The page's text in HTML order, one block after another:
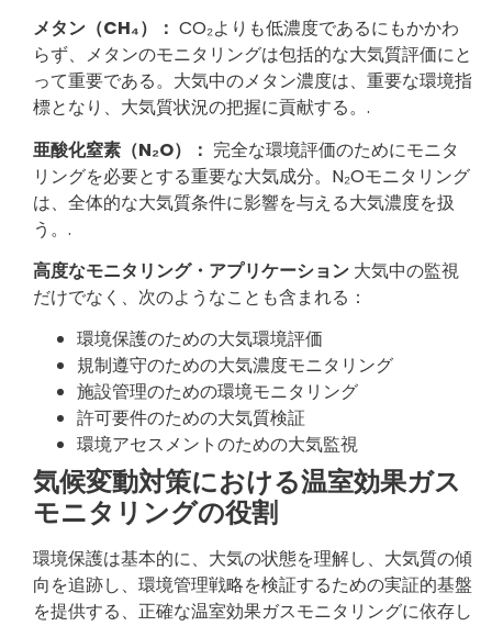
メタン（CH₄）： CO₂よりも低濃度であるにもかかわ
らず、メタンのモニタリングは包括的な大気質評価にと
って重要である。大気中のメタン濃度は、重要な環境指
標となり、大気質状況の把握に貢献する。.
亜酸化窒素（N₂O）： 完全な環境評価のためにモニタ
リングを必要とする重要な大気成分。N₂Oモニタリング
は、全体的な大気質条件に影響を与える大気濃度を扱
う。.
高度なモニタリング・アプリケーション 大気中の監視
だけでなく、次のようなことも含まれる：
環境保護のための大気環境評価
規制遵守のための大気濃度モニタリング
施設管理のための環境モニタリング
許可要件のための大気質検証
環境アセスメントのための大気監視
気候変動対策における温室効果ガス
モニタリングの役割
環境保護は基本的に、大気の状態を理解し、大気質の傾
向を追跡し、環境管理戦略を検証するための実証的基盤
を提供する、正確な温室効果ガスモニタリングに依存し